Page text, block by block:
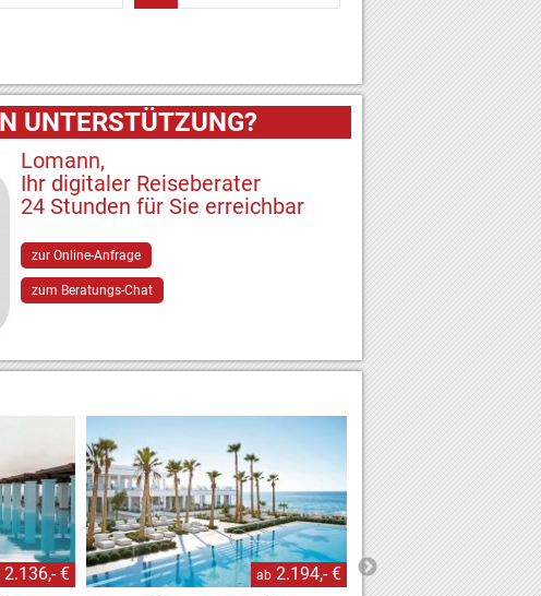
UNTERSTÜTZUNG?
Lomann,
Ihr digitaler Reiseberater
24 Stunden für Sie erreichbar
zur Online-Anfrage
zum Beratungs-Chat
2.136,- € ab2.194,- €